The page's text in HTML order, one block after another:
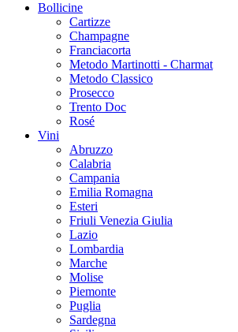
Bollicine
Cartizze
Champagne
Franciacorta
Metodo Martinotti - Charmat
Metodo Classico
Prosecco
Trento Doc
Rosé
Vini
Abruzzo
Calabria
Campania
Emilia Romagna
Esteri
Friuli Venezia Giulia
Lazio
Lombardia
Marche
Molise
Piemonte
Puglia
Sardegna